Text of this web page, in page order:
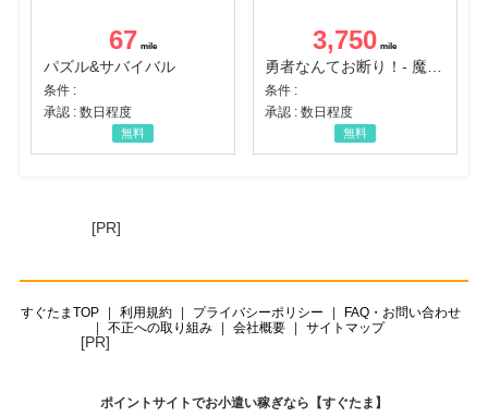
67
パズル&サバイバル
条件 :
承認 : 数日程度
無料
3,750
条件 :
承認 : 数日程度
無料
[PR]
すぐたまTOP 利用規約 プライバシーポリシー
FAQ・お問い合わせ
不正への取り組み
会社概要 サイトマップ
[PR]
ポイントサイトでお小遣い稼ぎなら【すぐたま】